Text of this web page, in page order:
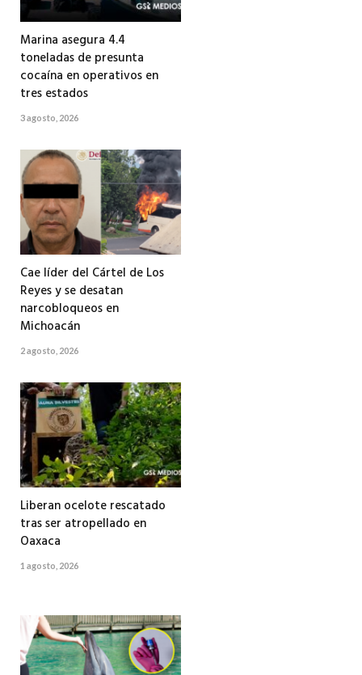
Marina asegura 4.4
toneladas de presunta
cocaína en operativos en
tres estados
3 agosto, 2026
Cae líder del Cártel de Los
Reyes y se desatan
narcobloqueos en
Michoacán
2 agosto, 2026
Liberan ocelote rescatado
tras ser atropellado en
Oaxaca
1 agosto, 2026